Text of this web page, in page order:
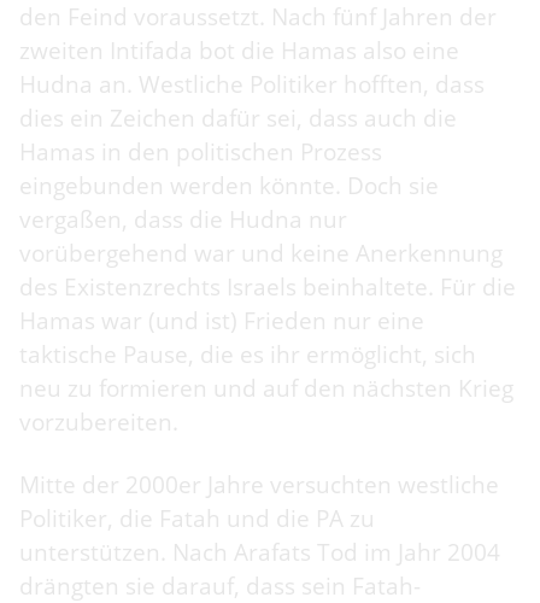
den Feind voraussetzt. Nach fünf Jahren der
zweiten Intifada bot die Hamas also eine
Hudna an. Westliche Politiker hofften, dass
dies ein Zeichen dafür sei, dass auch die
Hamas in den politischen Prozess
eingebunden werden könnte. Doch sie
vergaßen, dass die Hudna nur
vorübergehend war und keine Anerkennung
des Existenzrechts Israels beinhaltete. Für die
Hamas war (und ist) Frieden nur eine
taktische Pause, die es ihr ermöglicht, sich
neu zu formieren und auf den nächsten Krieg
vorzubereiten.
Mitte der 2000er Jahre versuchten westliche
Politiker, die Fatah und die PA zu
unterstützen. Nach Arafats Tod im Jahr 2004
drängten sie darauf, dass sein Fatah-